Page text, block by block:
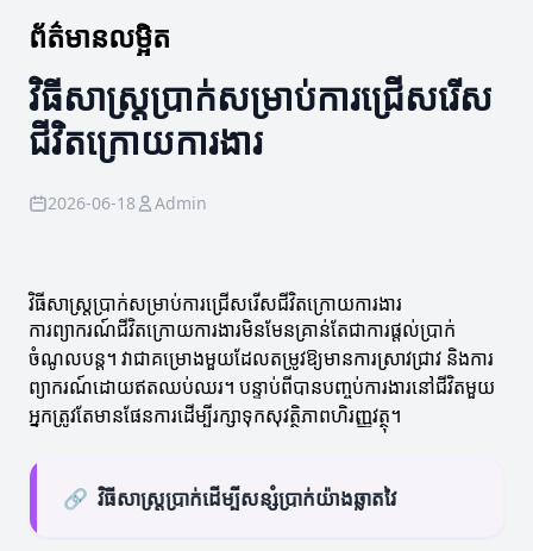
ព័ត៌មានលម្អិត
វិធីសាស្ត្រប្រាក់សម្រាប់ការជ្រើសរើស
ជីវិតក្រោយការងារ
2026-06-18 Admin
វិធីសាស្ត្រប្រាក់សម្រាប់ការជ្រើសរើសជីវិតក្រោយការងារ
ការព្យាករណ៍ជីវិតក្រោយការងារមិនមែនគ្រាន់តែជាការផ្តល់ប្រាក់
ចំណូលបន្ត។ វាជាគម្រោងមួយដែលតម្រូវឱ្យមានការស្រាវជ្រាវ និងការ
ព្យាករណ៍ដោយឥតឈប់ឈរ។ បន្ទាប់ពីបានបញ្ចប់ការងារនៅជីវិតមួយ
អ្នកត្រូវតែមានផែនការដើម្បីរក្សាទុកសុវត្ថិភាពហិរញ្ញវត្ថុ។
🔗 វិធីសាស្ត្រប្រាក់ដើម្បីសន្សំប្រាក់យ៉ាងឆ្លាតវៃ